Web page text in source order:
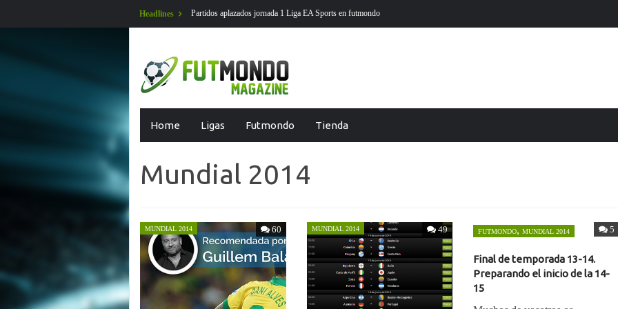
Headlines
Partidos aplazados jornada 1 Liga EA Sports en futmondo En Futmondo la temporada 26-27 ya está aquí
Home Ligas Futmondo Tienda
Mundial 2014
60
MUNDIAL 2014 49
MUNDIAL 2014 5
FUTMONDO,MUNDIAL 2014
Final de temporada 13-14.
Preparando el inicio de la 14-
15